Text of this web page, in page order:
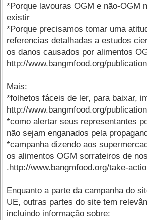
*Porque lavouras OGM e não-OGM
existir
*Porque precisamos tomar uma
referencias detalhadas a estudos
os danos causados por alimentos
http://www.bangmfood.org/
Mais:
*folhetos fáceis de ler, para baixar,
http://www.bangmfood.org/
*como alertar seus representantes
não sejam enganados pela
*campanha dizendo aos
os alimentos OGM sorrateiros de
.http://www.bangmfood.org/take-
Enquanto a parte da campanha do
UE, outras partes do site tem
incluindo informação sobre: